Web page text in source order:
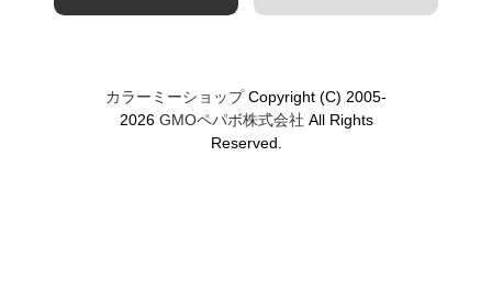
カラーミーショップCopyright (C) 2005-
2026 GMOペパボ株式会社 All Rights
Reserved.